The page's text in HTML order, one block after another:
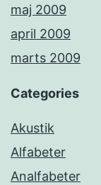
maj 2009
april 2009
marts 2009
Categories
Akustik
Alfabeter
Analfabeter